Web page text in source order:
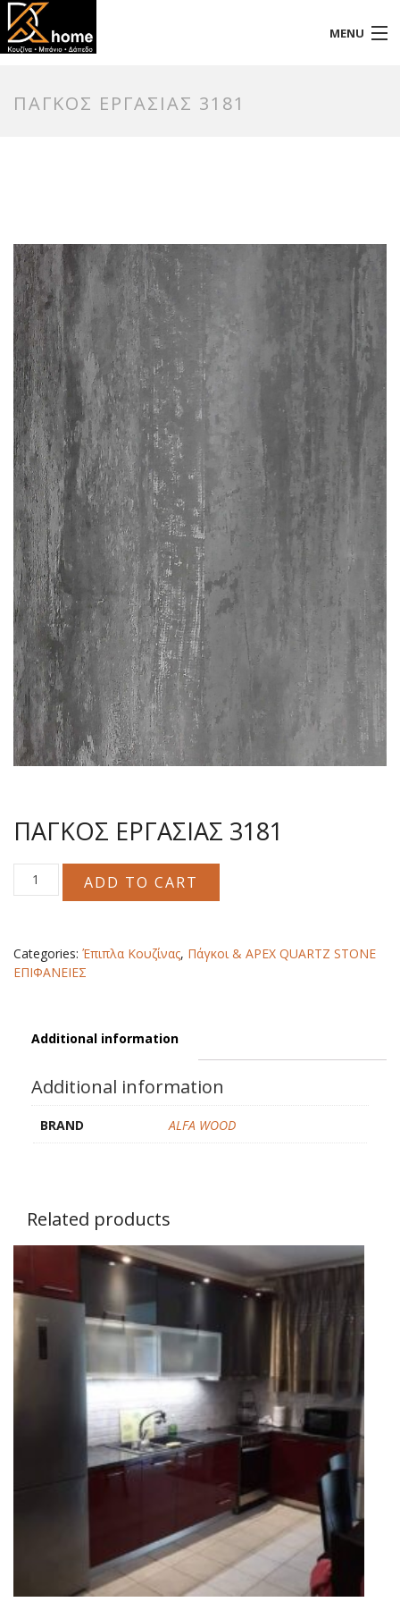
MENU
ΠΑΓΚΟΣ ΕΡΓΑΣΙΑΣ 3181
ΠΑΓΚΟΣ ΕΡΓΑΣΙΑΣ 3181
ΠΑΓΚΟΣ
ΕΡΓΑΣΙΑΣ
ADD TO CART
Categories: Έπιπλα Κουζίνας, Πάγκοι & APEX QUARTZ STONE
ΕΠΙΦΑΝΕΙΕΣ
Additional information
Additional information
BRAND ALFA WOOD
Related products